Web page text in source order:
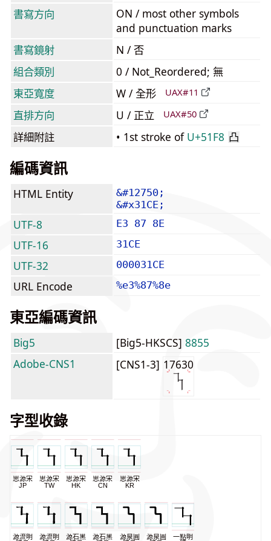
書寫方向
ON / most other symbols
and punctuation marks
書寫鏡射
N / 否
組合類別
0 / Not_Reordered; 無
東亞寬度
W / 全形 UAX#11
直排方向 U / 正立 UAX#50
詳細附註 • 1st stroke of U+51F8 凸
編碼資訊
HTML Entity
&#12750;
&#x31CE;
UTF-8 E3 87 8E
UTF-16 31CE
UTF-32 000031CE
URL Encode %e3%87%8e
東亞編碼資訊
Big5 [Big5-HKSCS] 8855
Adobe-CNS1
[CNS1-3] 17630
字型收錄
思源宋
JP
思源宋
TW
思源宋
HK
思源宋
CN
思源宋
KR
源流明
源流明
源石黑
源石黑
源泉圓
源泉圓
一點明